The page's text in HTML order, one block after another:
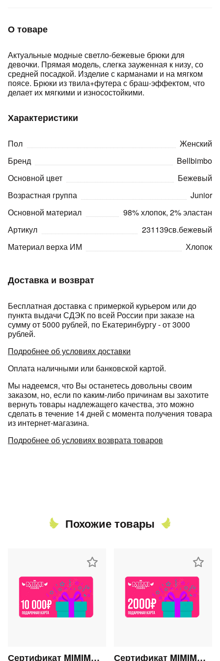
Доставка и возврат
Бесплатная доставка с примеркой курьером или до
пункта выдачи СДЭК по всей России при заказе на
сумму от 5000 рублей, по Екатеринбургу - от 3000
рублей.
Подробнее об условиях доставки
Оплата наличными или банковской картой.
Мы надеемся, что Вы останетесь довольны своим
заказом, но, если по каким-либо причинам вы захотите
вернуть товары надлежащего качества, это можно
сделать в течение 14 дней с момента получения товара
из интернет-магазина.
Подробнее об условиях возврата товаров
О товаре
Актуальные модные светло-бежевые брюки для
девочки. Прямая модель, слегка зауженная к низу, со
средней посадкой. Изделие с карманами и на мягком
поясе. Брюки из твила+футера с браш-эффектом, что
делает их мягкими и износостойкими.
Характеристики
Пол
Женский
Бренд
Bellbimbo
Основной цвет
Бежевый
Возрастная группа
Junior
Основной материал
98% хлопок, 2% эластан
Артикул
231139св.бежевый
Материал верха ИМ
Хлопок
Похожие товары
Сертификат MIMIMODA 10000 р. Сертификат MIMIMODA 2000 р.
25
раз в 2
Остались вопросы?
8 800 302-02-51
plait.ru